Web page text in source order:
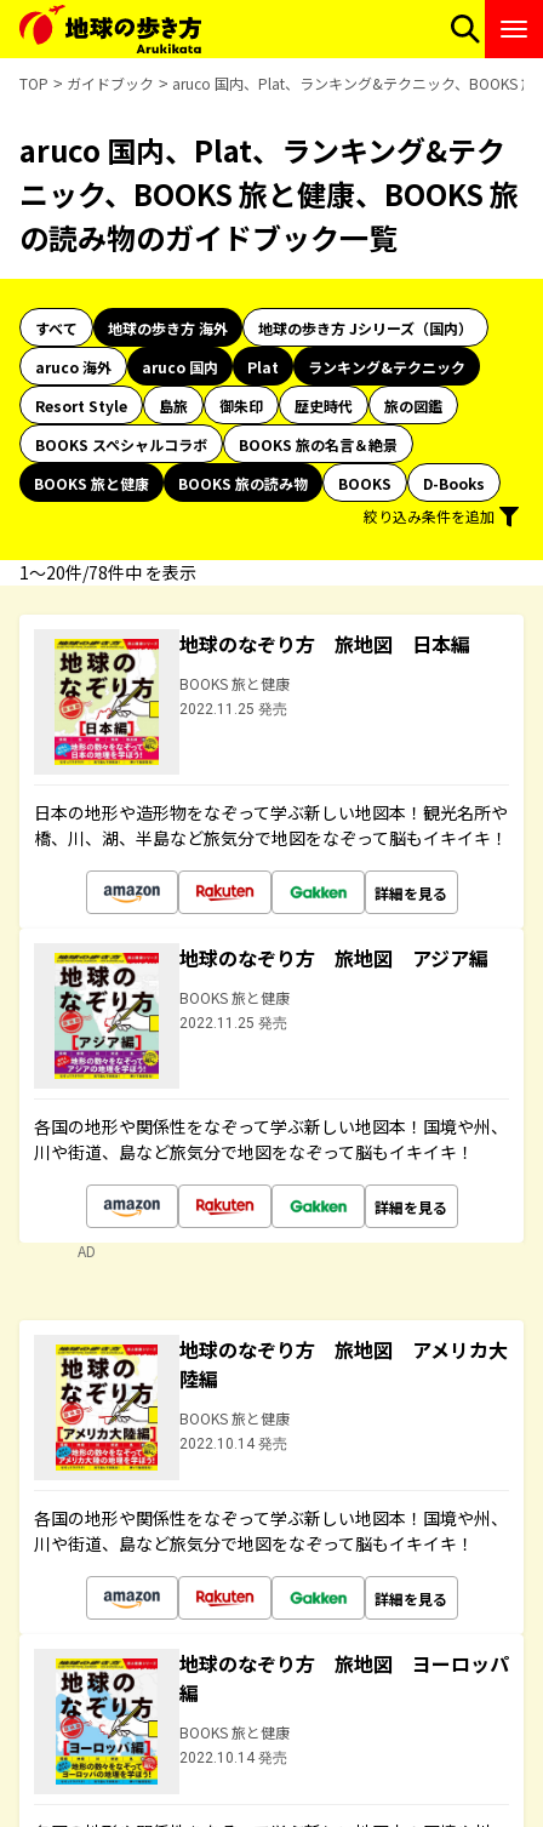
TOP ガイドブック aruco 国内、Plat、ランキング&テクニック、BOOKS
aruco 国内、Plat、ランキング&テク
ニック、BOOKS 旅と健康、BOOKS 旅
の読み物のガイドブック一覧
すべて 地球の歩き方 海外
地球の歩き方 Jシリーズ（国内）
aruco 海外
aruco 国内 Plat
ランキング&テクニック
Resort Style
島旅 御朱印 歴史時代
旅の図鑑
BOOKS スペシャルコラボ
BOOKS 旅の名言＆絶景
BOOKS 旅と健康
BOOKS 旅の読み物 BOOKS
D-Books
絞り込み条件を追加
1〜20件/78件中 を表示
地球のなぞり方 旅地図 日本編
BOOKS 旅と健康
2022.11.25 発売
日本の地形や造形物をなぞって学ぶ新しい地図本！観光名所や
橋、川、湖、半島など旅気分で地図をなぞって脳もイキイキ！
詳細を見る
地球のなぞり方 旅地図 アジア編
BOOKS 旅と健康
2022.11.25 発売
各国の地形や関係性をなぞって学ぶ新しい地図本！国境や州、
川や街道、島など旅気分で地図をなぞって脳もイキイキ！
詳細を見る
AD
地球のなぞり方 旅地図 アメリカ大
陸編
BOOKS 旅と健康
2022.10.14 発売
各国の地形や関係性をなぞって学ぶ新しい地図本！国境や州、
川や街道、島など旅気分で地図をなぞって脳もイキイキ！
詳細を見る
地球のなぞり方 旅地図 ヨーロッパ
編
BOOKS 旅と健康
2022.10.14 発売